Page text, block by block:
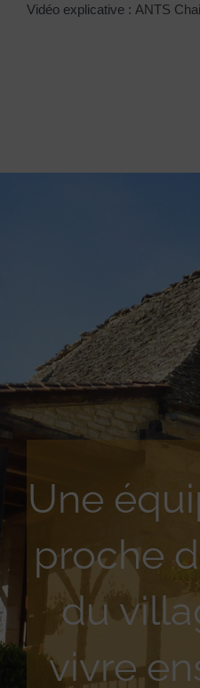
Vidéo explicative : ANTS
Une
proche
du
vivre